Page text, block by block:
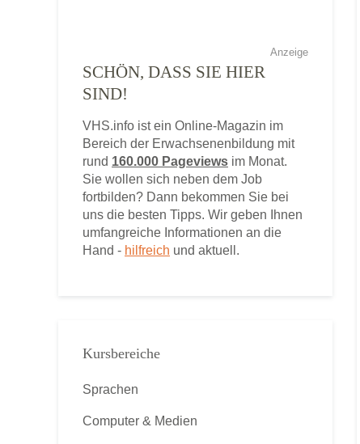
Anzeige
SCHÖN, DASS SIE HIER
SIND!
VHS.info ist ein Online-Magazin im
Bereich der Erwachsenenbildung mit
rund 160.000 Pageviews im Monat.
Sie wollen sich neben dem Job
fortbilden? Dann bekommen Sie bei
uns die besten Tipps. Wir geben Ihnen
umfangreiche Informationen an die
Hand - hilfreich und aktuell.
Kursbereiche
Sprachen
Computer & Medien